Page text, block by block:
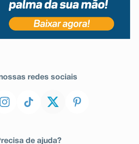
redes sociais
de ajuda?